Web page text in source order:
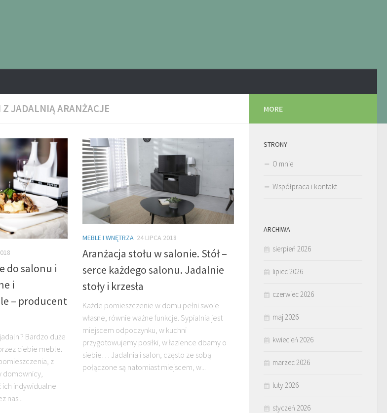
Z JADALNIĄ ARANŻACJE
do salonu i
i
– producent
Bardzo duże
ciebie meble.
z
domownicy,
ich indywidualne
nas...
MEBLE I WNĘTRZA 24 LIPCA 2018
Aranżacja stołu w salonie. Stół –
serce każdego salonu. Jadalnie
stoły i krzesła
Każde pomieszczenie w domu pełni swoje
własne, równie ważne funkcje. Sypialnia jest
miejscem odpoczynku, w kuchni
przygotowujemy posiłki, w łazience dbamy o
siebie… Jadalnia i salon, często ze sobą
połączone są natomiast miejscem, w...
MORE
STRONY
O mnie
Współpraca i kontakt
ARCHIWA
sierpień 2026
lipiec 2026
czerwiec 2026
maj 2026
kwiecień 2026
marzec 2026
luty 2026
styczeń 2026